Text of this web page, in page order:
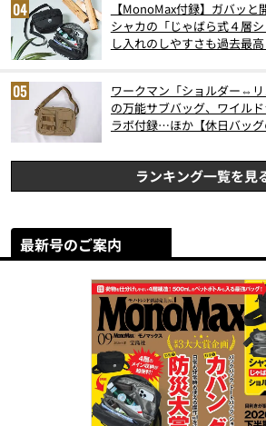
【MonoMax付録】ガバッと
シャカの「じゃばら式４層
し入れのしやすさも過去最
ワークマン「ショルダー⇔
の万能サブバッグ、ワイル
ラボ付録…ほか【休日バッ
ランキング一覧を見
最新号のご案内